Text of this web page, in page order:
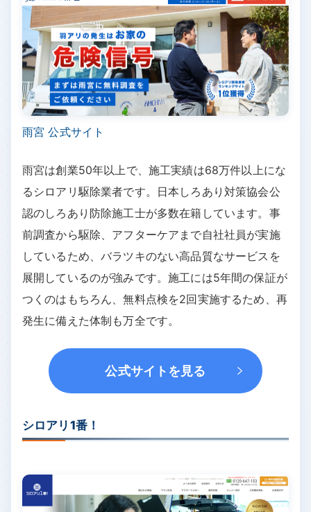
雨宮 公式サイト
雨宮は創業50年以上で、施工実績は68万件以上にな
るシロアリ駆除業者です。日本しろあり対策協会公
認のしろあり防除施工士が多数在籍しています。事
前調査から駆除、アフターケアまで自社社員が実施
しているため、バラツキのない高品質なサービスを
展開しているのが強みです。施工には5年間の保証が
つくのはもちろん、無料点検を2回実施するため、再
発生に備えた体制も万全です。
公式サイトを見る
シロアリ1番！